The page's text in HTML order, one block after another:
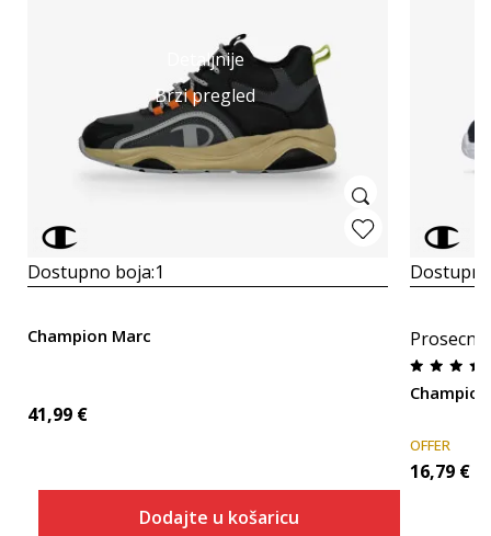
Detaljnije
Brzi pregled
Dostupno boja:1
Champion Marc
41,99 €
Dodajte u košaricu
OFFER
16,79 €